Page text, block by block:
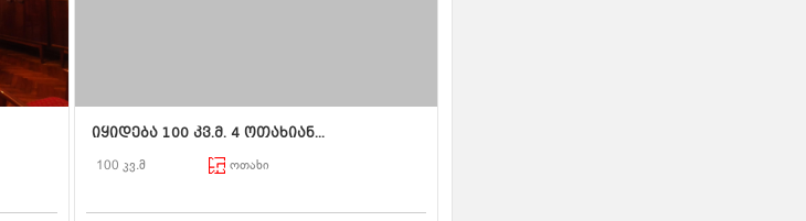
იყიდება 100 კვ.მ. 4 ოთახიან...
100 კვ.მ ოთახი